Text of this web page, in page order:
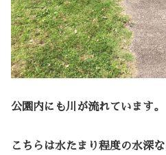
公園内にも川が流れています。
こちらは水たまり程度の水深